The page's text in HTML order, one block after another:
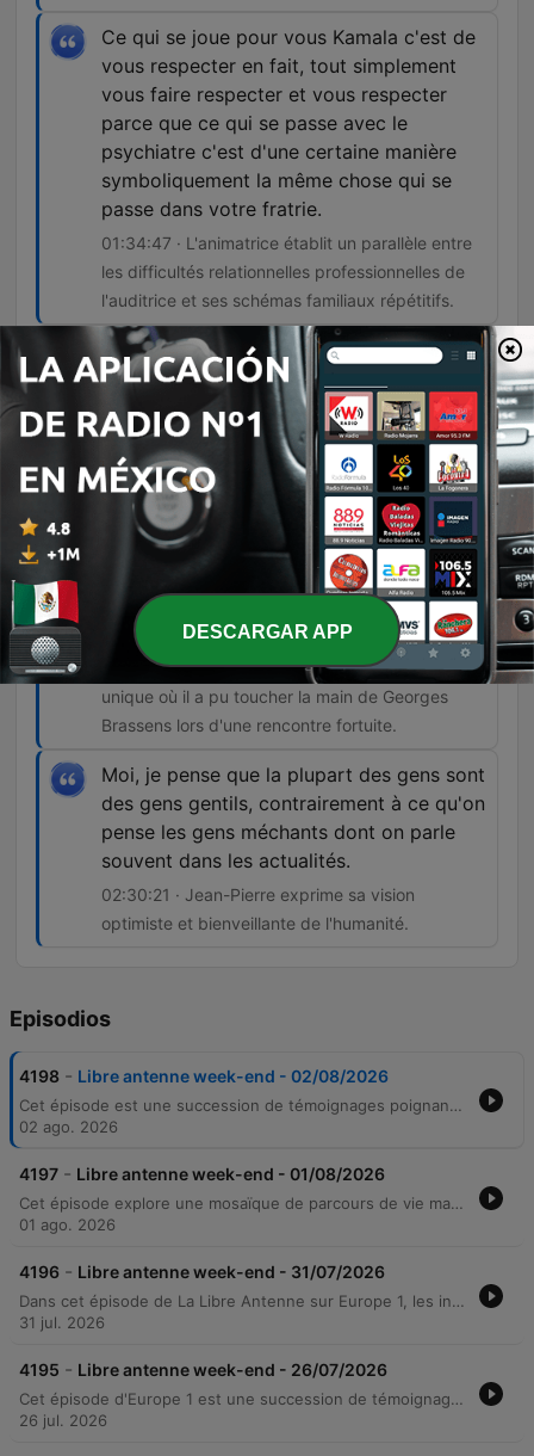
Ce qui se joue pour vous Kamala c'est de
vous respecter en fait, tout simplement
vous faire respecter et vous respecter
parce que ce qui se passe avec le
psychiatre c'est d'une certaine manière
symboliquement la même chose qui se
passe dans votre fratrie.
01:34:47 · L'animatrice établit un parallèle entre
les difficultés relationnelles professionnelles de
l'auditrice et ses schémas familiaux répétitifs.
J'ai toujours eu peur du bonheur et en fait,
à chaque fois que le bonheur
s'envisageait, je preternais peur et je
préférais arrêter.
02:06:34 · Jean-Pierre explique son mécanisme
de défense consistant à fuir toute forme de joie
pour éviter une catastrophe supposée.
Il a mis sa grosse mimine dans ma petite
main. Je l'ai regardée. avec les yeux de
l'amour et très, très ému.
02:11:55 · Jean-Pierre relate l'instant émotionnel
unique où il a pu toucher la main de Georges
Brassens lors d'une rencontre fortuite.
Moi, je pense que la plupart des gens sont
des gens gentils, contrairement à ce qu'on
pense les gens méchants dont on parle
souvent dans les actualités.
02:30:21 · Jean-Pierre exprime sa vision
optimiste et bienveillante de l'humanité.
Episodios
4198 - Libre antenne week-end - 02/08/2026
Cet épisode est une succession de témoignages poignants sur la résilience et les blessures de l'âme. De Denise, qui lutte contre l'isolement et l'insécurité, à Farida, qui mène un combat judiciaire après une agression physique, les voix s'entremêlent pour explorer les thèmes de la précarité, du handicap et des traumatismes familiaux. À travers les appels de la Libre Antenne, l'émission explore également les mécanismes de défense psychologiques, comme la peur du bonheur ou le poids des héritages transgénérationnels. Entre récits de vie marqués par le destin et moments de pure émotion musicale, l'épisode invite à une réflexion sur la nécessité de poser des limites et de retrouver sa propre voix.
02 ago. 2026
4197 - Libre antenne week-end - 01/08/2026
Cet épisode explore une mosaïque de parcours de vie marqués par la résilience et les épreuves familiales. Des témoignages poignants abordent la nostalgie des valeurs d'autrefois, la détresse liée aux divorces difficiles sous emprise psychologique, ainsi que la lutte douloureuse des familles face aux placements de mineurs par l'ASE. L'émission traite également de la solitude et du deuil, à travers les confidences de Francine, avant de s'ouvrir sur l'admiration pour Brigitte Bardot. Enfin, le récit de Marilyn offre une leçon d'espoir sur la reconstruction de soi et la reprise de pouvoir personnel après la découverte d'une infidélité.
01 ago. 2026
4196 - Libre antenne week-end - 31/07/2026
Dans cet épisode de La Libre Antenne sur Europe 1, les intervenants partagent des témoignages poignants sur l'autonomie, la résilience et les épreuves de la vie. De la philosophie de Déborah sur l'indépendance de ses enfants au parcours de Philippe face à la schizophrénie et aux dérives psychiatriques, l'émission explore la complexité des liens humains. L'antenne accueille également des appels plus sombres, traitant des maltraitances médicales en institution, du placement difficile d'un enfant par l'ASE, ainsi que de la lutte contre la solitude après le deuil. Entre actualités et récits personnels, les auditeurs témoignent de leur combat pour la dignité, la justice et le maintien du lien social.
31 jul. 2026
4195 - Libre antenne week-end - 26/07/2026
Cet épisode d'Europe 1 est une succession de témoignages poignants sur la résilience et les épreuves de la vie. Marie-Thérèse partage le traumatisme d'un grave accident de la route et son passé de violences conjugales, tandis que Marie et Annick évoquent la solitude, la dépression et le poids du deuil. À travers les récits de Diane, Josette et Brigitte, l'émission explore des mémoires marquées par la guerre, le monde du spectacle et les errances médicales. Ces échanges mettent en lumière la force des liens humains et la solidarité qui surgit souvent au cœur des moments les plus sombres.
26 jul. 2026
DESCARGAR APP